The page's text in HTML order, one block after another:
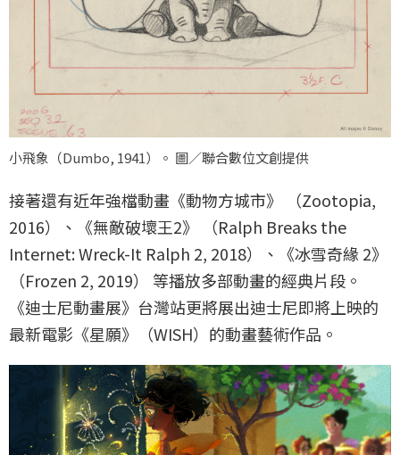
小飛象（Dumbo, 1941）。 圖／聯合數位文創提供
接著還有近年強檔動畫《動物方城市》 （Zootopia,
2016）、《無敵破壞王2》 （Ralph Breaks the
Internet: Wreck-It Ralph 2, 2018）、《冰雪奇緣 2》
（Frozen 2, 2019） 等播放多部動畫的經典片段。
《迪士尼動畫展》台灣站更將展出迪士尼即將上映的
最新電影《星願》（WISH）的動畫藝術作品。